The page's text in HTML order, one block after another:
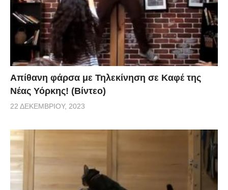
Απίθανη φάρσα με Τηλεκίνηση σε Καφέ της
Νέας Υόρκης! (Βίντεο)
22 ΔΕΚΕΜΒΡΊΟΥ, 2023